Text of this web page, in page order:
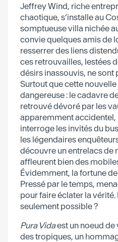
Jeffrey Wind, riche
chaotique, s’installe au
somptueuse villa nichée
convie quelques amis de
resserrer des liens
ces retrouvailles, lestées
désirs inassouvis, ne sont
Surtout que cette
dangereuse : le cadavre
retrouvé dévoré par les
apparemment accidentel,
interroge les invités du
les légendaires
découvre un entrelacs de
affleurent bien des
Évidemment, la fortune
Pressé par le temps,
pour faire éclater la vérité.
seulement possible ?
Pura Vidaest un noeud de
des tropiques, un